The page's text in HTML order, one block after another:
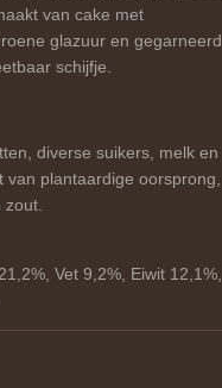
van cake met
glazuur en gegarneerd
schijfje.
diverse suikers, melk en
van plantaardige oorsprong,
zout.
Vet 9,2%, Eiwit 12,1%,